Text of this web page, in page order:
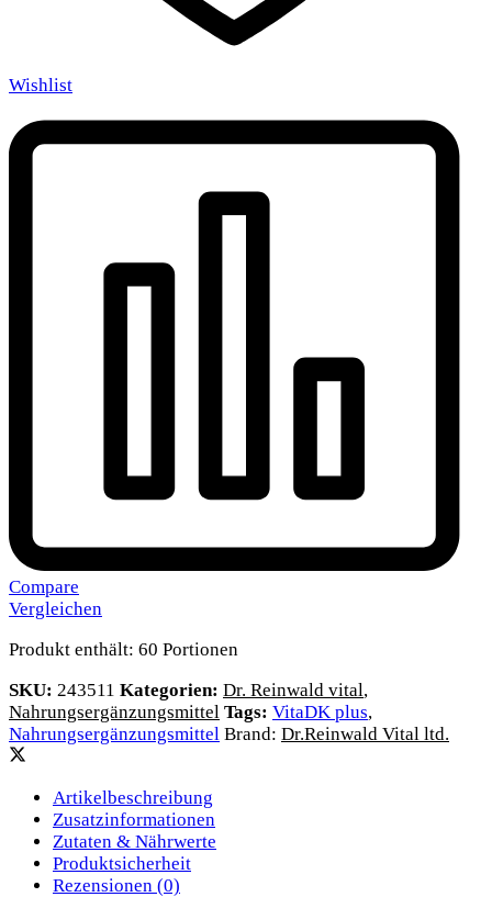
Wishlist
Compare
Vergleichen
Produkt enthält: 60 Portionen
SKU: 243511 Kategorien: Dr. Reinwald vital,
Nahrungsergänzungsmittel Tags: VitaDK plus,
Nahrungsergänzungsmittel Brand: Dr.Reinwald Vital ltd.
Artikelbeschreibung
Zusatzinformationen
Zutaten & Nährwerte
Produktsicherheit
Rezensionen (0)